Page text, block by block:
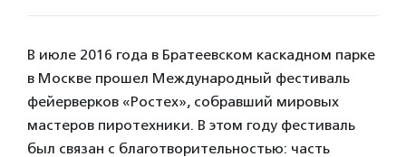
В июле 2016 года в Братеевском каскадном парке
в Москве прошел Международный фестиваль
фейерверков «Ростех», собравший мировых
мастеров пиротехники. В этом году фестиваль
был связан с благотворительностью: часть